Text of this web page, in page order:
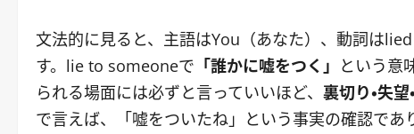
文法的に見ると、主語はYou（あなた）、動詞は
す。lie to someoneで 「誰かに嘘をつく」 という意
られる場面には必ずと言っていいほど、 裏切り・失望
で言えば、「嘘をついたね」という事実の確認で